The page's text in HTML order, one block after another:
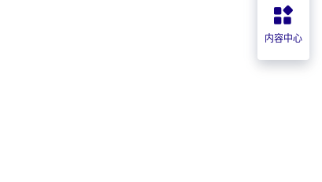
内容中心